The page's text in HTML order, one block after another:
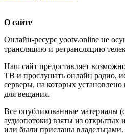
О сайте
Онлайн-ресурс yootv.online не
трансляцию и ретрансляцию
Наш сайт предоставляет
ТВ и прослушать онлайн радио,
серверы, на которых
для вещания.
Все опубликованные материалы
аудиопотоки) взяты из открытых
или были присланы владельцами.